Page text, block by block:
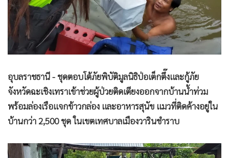
• กีฬา
• ต่างประเทศ
• Special Scoop
• เศรษฐกิจ-ธุรกิจ
• จีน
• ชุมชน-คุณภาพชีวิต
• อาชญากรรม
• Motoring
• วิทยาศาสตร์
อุบลราชธานี - ชุดตอบโต้ภัยพิบัติมูลนิธิป่อเต็กตึ๊งและกู้ภัย
จังหวัดฉะเชิงเทราเข้าช่วยผู้ป่วยติดเตียงออกจากบ้านน้ำท่วม
พร้อมล่องเรือแจกข้าวกล่อง และอาหารสุนัข แมวที่ติดค้างอยู่ใน
บ้านกว่า 2,500 ชุด ในเขตเทศบาลเมืองวารินชำราบ